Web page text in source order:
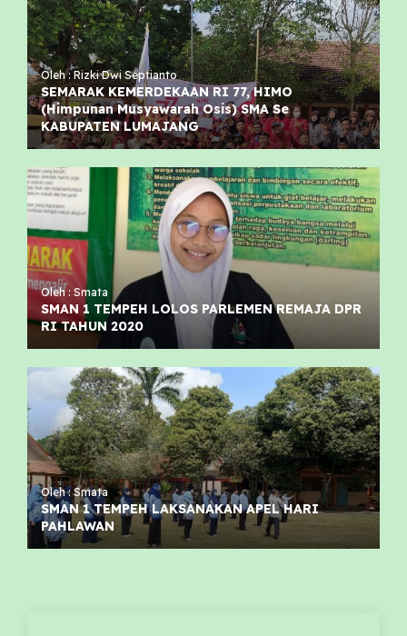
Oleh : Rizki Dwi Septianto
SEMARAK KEMERDEKAAN RI 77, HIMO
(Himpunan Musyawarah Osis) SMA Se
KABUPATEN LUMAJANG
Oleh : Smata
SMAN 1 TEMPEH LOLOS PARLEMEN REMAJA DPR
RI TAHUN 2020
Oleh : Smata
SMAN 1 TEMPEH LAKSANAKAN APEL HARI
PAHLAWAN